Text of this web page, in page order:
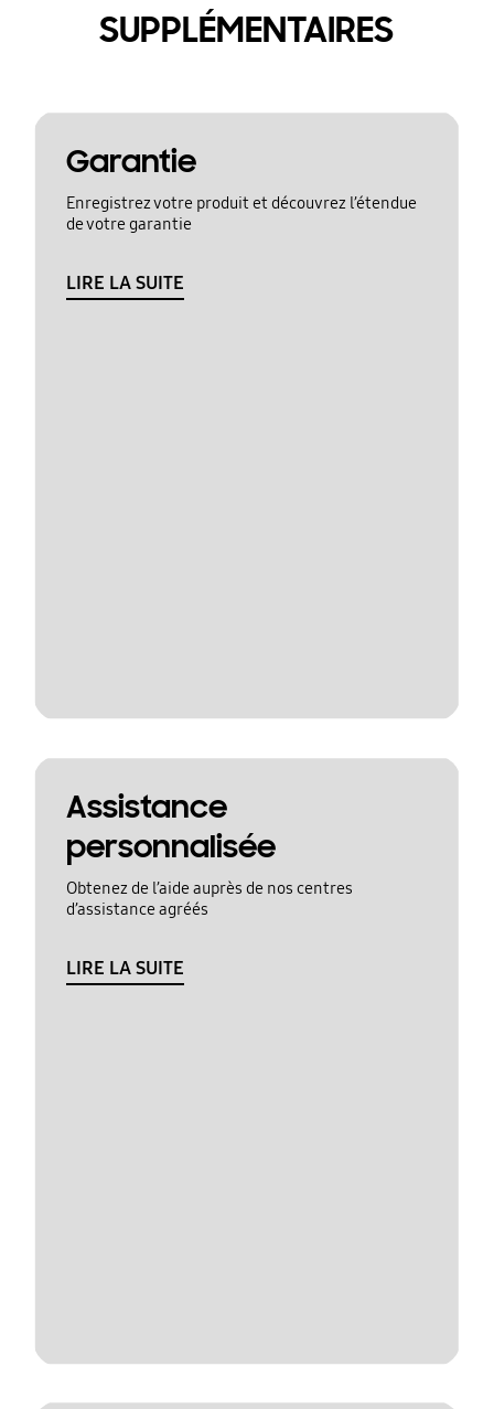
SUPPLÉMENTAIRES
Garantie
Enregistrez votre produit et découvrez l’étendue
de votre garantie
LIRE LA SUITE
Assistance
personnalisée
Obtenez de l’aide auprès de nos centres
d’assistance agréés
LIRE LA SUITE